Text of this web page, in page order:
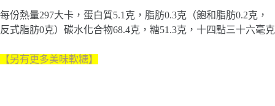
每份熱量297大卡，蛋白質5.1克，脂肪0.3克（飽和脂肪0.2克，
反式脂肪0克）碳水化合物68.4克，糖51.3克，十四點三十六毫克
【另有更多美味軟糖】